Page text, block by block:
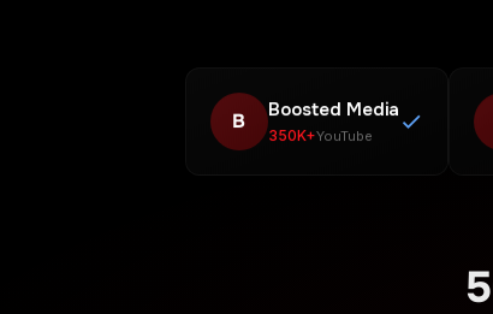
B Boosted Media
350K+YouTube